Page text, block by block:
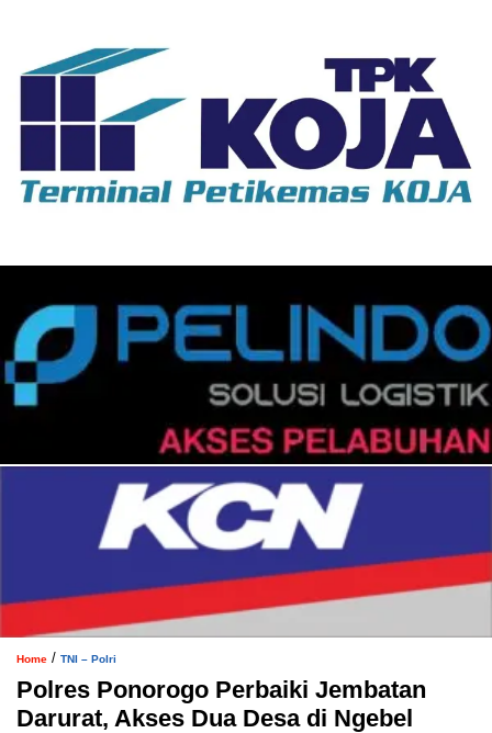
Home / TNI – Polri
Polres Ponorogo Perbaiki Jembatan
Darurat, Akses Dua Desa di Ngebel